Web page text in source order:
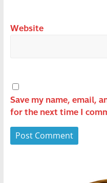
Website
Save my name, email,
for the next time I